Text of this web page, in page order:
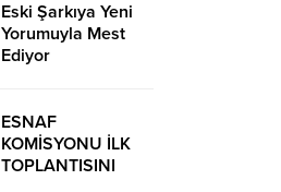
Eski Şarkıya Yeni
Yorumuyla Mest
Ediyor
ESNAF
KOMİSYONU İLK
TOPLANTISINI